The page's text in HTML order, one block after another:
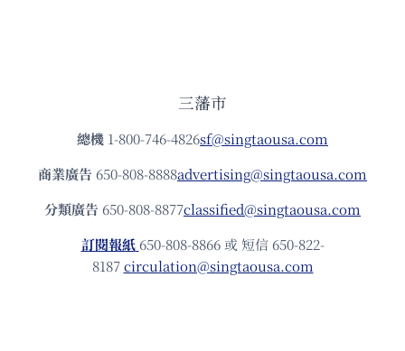
三藩市
總機 1-800-746-4826sf@singtaousa.com
商業廣告 650-808-8888advertising@singtaousa.com
分類廣告 650-808-8877classified@singtaousa.com
訂閱報紙 650-808-8866 或 短信 650-822-
8187circulation@singtaousa.com